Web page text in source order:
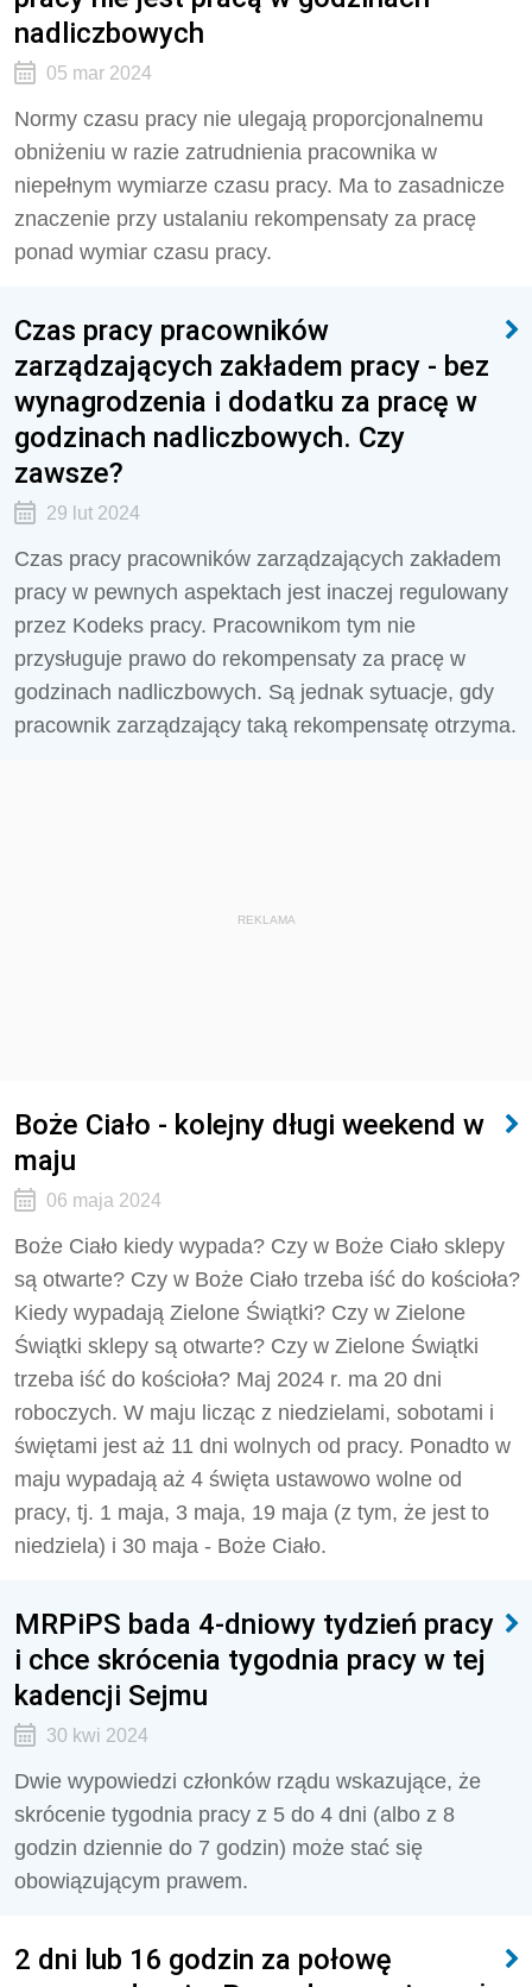
nadliczbowych
05 mar 2024
Normy czasu pracy nie ulegają proporcjonalnemu
obniżeniu w razie zatrudnienia pracownika w
niepełnym wymiarze czasu pracy. Ma to zasadnicze
znaczenie przy ustalaniu rekompensaty za pracę
ponad wymiar czasu pracy.
Czas pracy pracowników
zarządzających zakładem pracy - bez
wynagrodzenia i dodatku za pracę w
godzinach nadliczbowych. Czy
zawsze?
29 lut 2024
Czas pracy pracowników zarządzających zakładem
pracy w pewnych aspektach jest inaczej regulowany
przez Kodeks pracy. Pracownikom tym nie
przysługuje prawo do rekompensaty za pracę w
godzinach nadliczbowych. Są jednak sytuacje, gdy
pracownik zarządzający taką rekompensatę otrzyma.
REKLAMA
Boże Ciało - kolejny długi weekend w
maju
06 maja 2024
Boże Ciało kiedy wypada? Czy w Boże Ciało sklepy
są otwarte? Czy w Boże Ciało trzeba iść do kościoła?
Kiedy wypadają Zielone Świątki? Czy w Zielone
Świątki sklepy są otwarte? Czy w Zielone Świątki
trzeba iść do kościoła? Maj 2024 r. ma 20 dni
roboczych. W maju licząc z niedzielami, sobotami i
świętami jest aż 11 dni wolnych od pracy. Ponadto w
maju wypadają aż 4 święta ustawowo wolne od
pracy, tj. 1 maja, 3 maja, 19 maja (z tym, że jest to
niedziela) i 30 maja - Boże Ciało.
MRPiPS bada 4-dniowy tydzień pracy
i chce skrócenia tygodnia pracy w tej
kadencji Sejmu
30 kwi 2024
Dwie wypowiedzi członków rządu wskazujące, że
skrócenie tygodnia pracy z 5 do 4 dni (albo z 8
godzin dziennie do 7 godzin) może stać się
obowiązującym prawem.
2 dni lub 16 godzin za połowę